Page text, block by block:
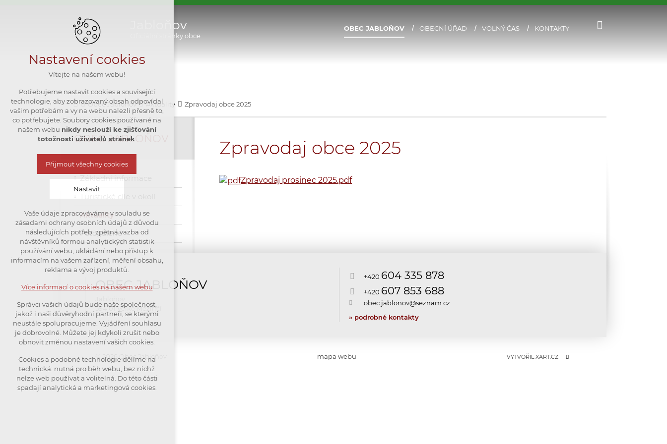
Jabloňov
Oficiální stránky obce
OBEC JABLOŇOV OBECNÍ ÚŘAD VOLNÝ ČAS KONTAKTY
Obec Jabloňov Aktuality Zpravodaj obce 2025
Zpravodaj obce 2025
Zpravodaj prosinec 2025.pdf
OBEC JABLOŇOV
Základní informace
Turistické cíle v okolí
Aktuality
Fotogalerie
OBEC JABLOŇOV
594 01 Velké Meziříčí
+420 604 335 878
+420 607 853 688
obec.jablonov@seznam.cz
» podrobné kontakty
© 2026 Obec Jabloňov mapa webu VYTVOŘIL XART.CZ
Nastavení cookies
Vítejte na našem webu!
Potřebujeme nastavit cookies a související
technologie, aby zobrazovaný obsah odpovídal
vašim potřebám a vy na webu nalezli přesně to,
co potřebujete. Soubory cookies používané na
našem webu nikdy neslouží ke zjišťování
totožnosti uživatelů stránek.
Přijmout všechny cookies
Nastavit
Technická cookies
nutná pro provozování webu
udržení kontextu stránek (session):
případná přihlášení, volby jazyka,
apod.
Volitelná cookies
vyhodnocení návštěvnosti
marketingová cookies (Google)
Více informací o cookies na našem webu
Přijmout všechny cookies
Vaše údaje zpracováváme v souladu se
zásadami ochrany osobních údajů z důvodu
následujících potřeb: zpětná vazba od
návštěvníků formou analytických statistik
používání webu, ukládání nebo přístup k
informacím na vašem zařízení, měření obsahu,
reklama a vývoj produktů.
Více informací o cookies na našem webu
Správci vašich údajů bude naše společnost,
jakož i naši důvěryhodní partneři, se kterými
neustále spolupracujeme. Vyjádření souhlasu
je dobrovolné. Můžete jej kdykoli zrušit nebo
obnovit změnou nastavení vašich cookies.
Cookies a podobné technologie dělíme na
technická: nutná pro běh webu, bez nichž
nelze web používat a volitelná. Do této části
spadají analytická a marketingová cookies.